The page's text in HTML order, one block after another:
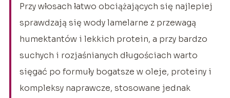
Przy włosach łatwo obciążających się najlepiej
sprawdzają się wody lamelarne z przewagą
humektantów i lekkich protein, a przy bardzo
suchych i rozjaśnianych długościach warto
sięgać po formuły bogatsze w oleje, proteiny i
kompleksy naprawcze, stosowane jednak